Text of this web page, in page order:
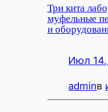
Три кита
муфельные
и
Июл
adminв